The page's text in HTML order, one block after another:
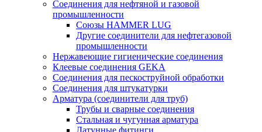
Соединения для нефтяной и газовой
промышленности
Союзы HAMMER LUG
Другие соединители для нефтегазовой
промышленности
Нержавеющие гигиенические соединения
Клеевые соединения GEKA
Соединения для пескоструйной обработки
Cоединения для штукатурки
Арматура (соединители для труб)
Трубы и сварные соединения
Стальная и чугунная арматура